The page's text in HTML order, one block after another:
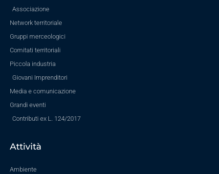
Associazione
Network territoriale
Gruppi merceologici
Comitati territoriali
Piccola industria
Giovani Imprenditori
Media e comunicazione
Grandi eventi
Contributi ex L. 124/2017
Attività
Ambiente